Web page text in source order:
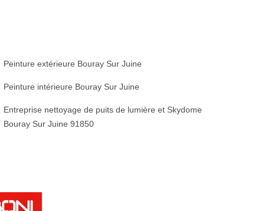
Peinture extérieure Bouray Sur Juine
Peinture intérieure Bouray Sur Juine
Entreprise nettoyage de puits de lumière et Skydome
Bouray Sur Juine 91850